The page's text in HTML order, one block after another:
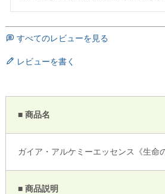
すべてのレビューを見る
レビューを書く
■ 商品名
ガイア・アルケミーエッセンス《生命
■ 商品説明